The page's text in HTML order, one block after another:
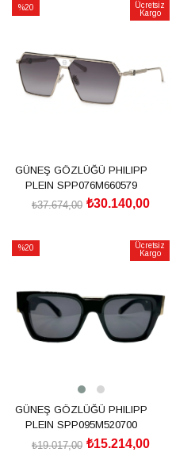
%20
Ücretsiz
Kargo
GÜNEŞ GÖZLÜĞÜ PHILIPP
PLEIN SPP076M660579
₺30.140,00
₺37.674,00
%20
Ücretsiz
Kargo
GÜNEŞ GÖZLÜĞÜ PHILIPP
PLEIN SPP095M520700
₺15.214,00
₺19.017,00